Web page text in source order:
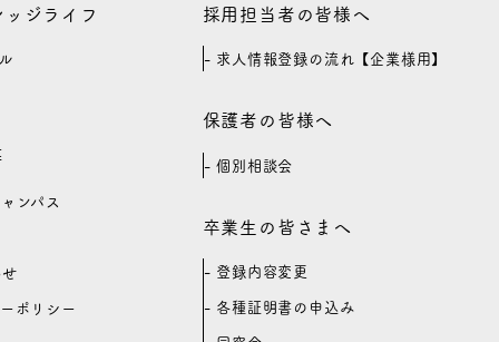
ジライフ
ンパス
ポリシー
採用担当者の皆様へ
求人情報登録の流れ【企業様用】
保護者の皆様へ
個別相談会
卒業生の皆さまへ
登録内容変更
各種証明書の申込み